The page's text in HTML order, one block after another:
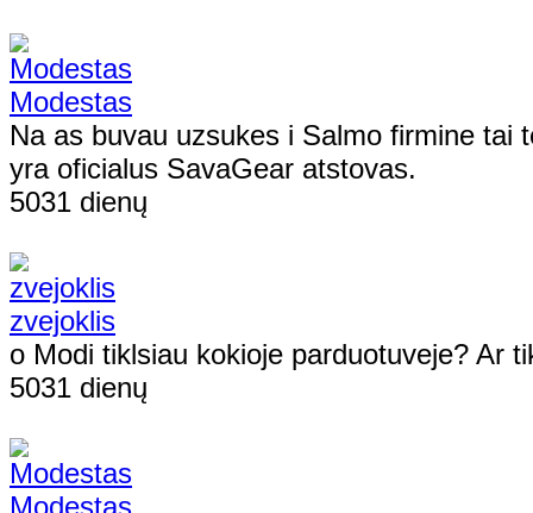
Modestas
Na as buvau uzsukes i Salmo firmine tai
yra oficialus SavaGear atstovas.
5031 dienų
zvejoklis
o Modi tiklsiau kokioje parduotuveje? Ar
5031 dienų
Modestas